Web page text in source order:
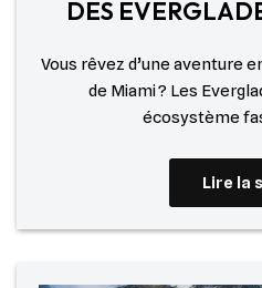
DES
Vous rêvez d’une aventure
de Miami ? Les
écosystème
Lire la